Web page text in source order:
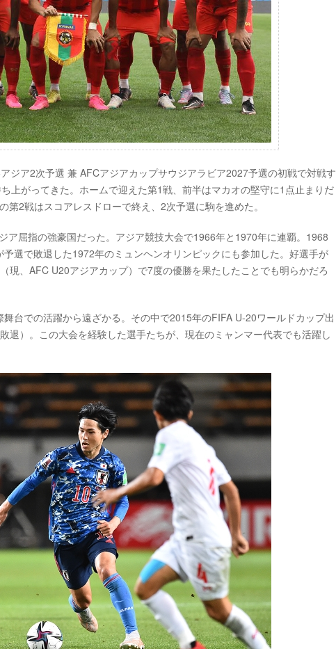
ジア2次予選 兼 AFCアジアカップサウジアラビア2027予選の初戦で対戦す
上がってきた。ホームで迎えた第1戦、前半はマカオの堅守に1点止まりだ
2戦はスコアレスドローで終え、2次予選に駒を進めた。
ア屈指の強豪国だった。アジア競技大会で1966年と1970年に連覇。1968
選で敗退した1972年のミュンヘンオリンピックにも参加した。好選手が
現、AFC U20アジアカップ）で7度の優勝を果たしたことでも明らかだろ
台での活躍から遠ざかる。その中で2015年のFIFA U-20ワールドカップ出
退）。この大会を経験した選手たちが、現在のミャンマー代表でも活躍し